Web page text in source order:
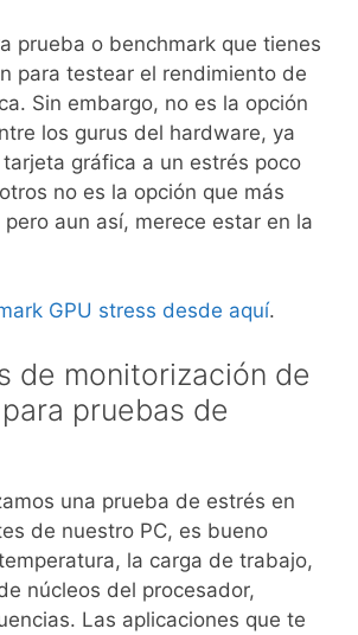
prueba o benchmark que tienes
para testear el rendimiento de
Sin embargo, no es la opción
los gurus del hardware, ya
gráfica a un estrés poco
no es la opción que más
aun así, merece estar en la
GPU stress desde aquí.
de monitorización de
pruebas de
una prueba de estrés en
de nuestro PC, es bueno
la carga de trabajo,
núcleos del procesador,
Las aplicaciones que te